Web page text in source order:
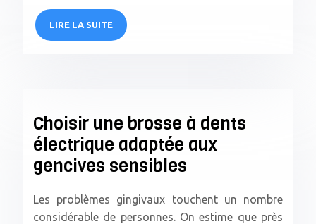
LIRE LA SUITE
Choisir une brosse à dents
électrique adaptée aux
gencives sensibles
Les problèmes gingivaux touchent un nombre
considérable de personnes. On estime que près